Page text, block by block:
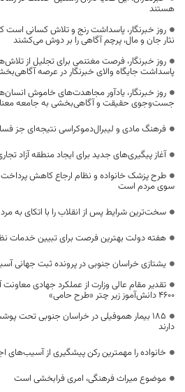
هستند
روز خبرنگار، پاسداشت رنج و تلاش کسانی است
نثار جان و مال، پرچم آگاهی را بر دوش می‌کشند
روز خبرنگار، فرصت مغتنمی برای تجلیل از
پاسداشت جایگاه والای خبرنگار در عرصه
روز خبرنگار، یادآور مجاهدت‌های خاموش
جست‌وجوی حقیقت و آگاهی‌بخشی به جامعه معنا
فرهنگ مادی و لیبرال‌دموکراسی نتیجه‌ای جز
آغاز پیگیری‌های جدید برای ایجاد منطقه آزاد
طرح پزشک خانواده و نظام ارجاع کاهش
سوی مردم است
سخت‌ترین شرایط پس از انقلاب را با اتکای به
هفته دولت بهترین فرصت برای تبیین خدمات
یشتازی خراسان جنوبی در پرونده ثبت جهانی
تقدیر مقام عالی وزارت از عملکرد جهادی
۴۶۰۰ دانش‌آموز زیر چتر «طرح حامی»
۱۸۵ بیمار هموفیلی در خراسان جنوبی تحت
دارند
خانواده را مهمترین رکن پیشگیری از آسیب‌های
موضوع میراث فرهنگی، امری فرابخشی است